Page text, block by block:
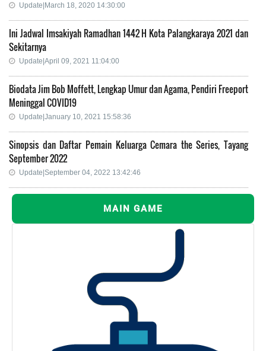
Update|March 18, 2020 14:30:00
Ini Jadwal Imsakiyah Ramadhan 1442 H Kota Palangkaraya 2021 dan
Sekitarnya
Update|April 09, 2021 11:04:00
Biodata Jim Bob Moffett, Lengkap Umur dan Agama, Pendiri Freeport
Meninggal COVID19
Update|January 10, 2021 15:58:36
Sinopsis dan Daftar Pemain Keluarga Cemara the Series, Tayang
September 2022
Update|September 04, 2022 13:42:46
MAIN GAME